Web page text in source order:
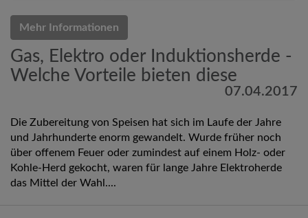
Mehr Informationen
Gas, Elektro oder Induktionsherde -
Welche Vorteile bieten diese
07.04.2017
Die Zubereitung von Speisen hat sich im Laufe der Jahre
und Jahrhunderte enorm gewandelt. Wurde früher noch
über offenem Feuer oder zumindest auf einem Holz- oder
Kohle-Herd gekocht, waren für lange Jahre Elektroherde
das Mittel der Wahl....